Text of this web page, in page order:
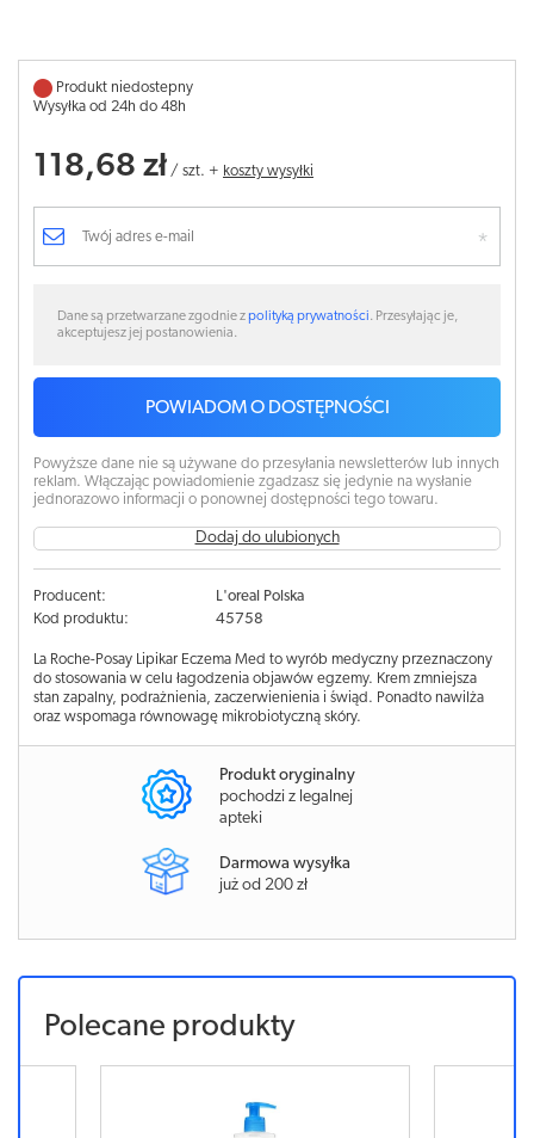
Produkt niedostepny
Wysyłka od 24h do 48h
118,68 zł / szt. + koszty wysyłki
Dane są przetwarzane zgodnie zpolityką prywatności. Przesyłając je,
akceptujesz jej postanowienia.
POWIADOM O DOSTĘPNOŚCI
Powyższe dane nie są używane do przesyłania newsletterów lub innych
reklam. Włączając powiadomienie zgadzasz się jedynie na wysłanie
jednorazowo informacji o ponownej dostępności tego towaru.
Dodaj do ulubionych
Producent:
L'oreal Polska
Kod produktu:
45758
La Roche-Posay Lipikar Eczema Med to wyrób medyczny przeznaczony
do stosowania w celu łagodzenia objawów egzemy. Krem zmniejsza
stan zapalny, podrażnienia, zaczerwienienia i świąd. Ponadto nawilża
oraz wspomaga równowagę mikrobiotyczną skóry.
Produkt oryginalny
pochodzi z legalnej
apteki
Darmowa wysyłka
już od 200 zł
Polecane produkty